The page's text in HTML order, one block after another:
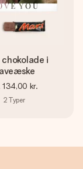
hendes hjerte.
i
chokolade i
134,00 kr.
2 Typer